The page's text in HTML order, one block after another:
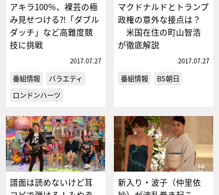
アキラ100％、裸芸の極
み見せつける⁈「ダブル
ダッチ」など高難度競
技に挑戦
2017.07.27
番組情報
バラエティ
ロンドンハーツ
マクドナルドとトランプ
政権の意外な接点は？
米国在住の町山智浩
が徹底解説
2017.07.27
番組情報 BS朝日
譜面は読めないけど耳
新入り・波子（仲里依